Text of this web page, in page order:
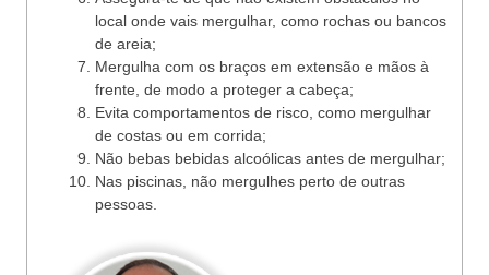
local onde vais mergulhar, como rochas ou bancos
de areia;
Mergulha com os braços em extensão e mãos à
frente, de modo a proteger a cabeça;
Evita comportamentos de risco, como mergulhar
de costas ou em corrida;
Não bebas bebidas alcoólicas antes de mergulhar;
Nas piscinas, não mergulhes perto de outras
pessoas.